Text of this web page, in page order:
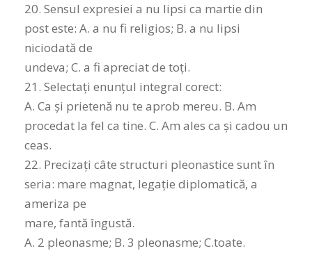
20. Sensul expresiei a nu lipsi ca martie din
post este: A. a nu fi religios; B. a nu lipsi
niciodată de
undeva; C. a fi apreciat de toți.
21. Selectați enunțul integral corect:
A. Ca și prietenă nu te aprob mereu. B. Am
procedat la fel ca tine. C. Am ales ca și cadou un
ceas.
22. Precizați câte structuri pleonastice sunt în
seria: mare magnat, legație diplomatică, a
ameriza pe
mare, fantă îngustă.
A. 2 pleonasme; B. 3 pleonasme; C.toate.